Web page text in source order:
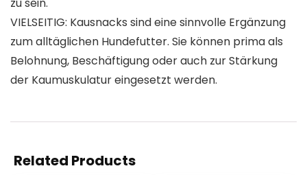
zu sein.
VIELSEITIG: Kausnacks sind eine sinnvolle Ergänzung
zum alltäglichen Hundefutter. Sie können prima als
Belohnung, Beschäftigung oder auch zur Stärkung
der Kaumuskulatur eingesetzt werden.
Related Products